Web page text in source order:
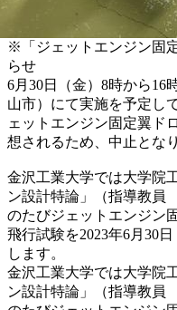
※「ジェットエンジン固
らせ
6月30日（金）8時から
山市）にて実施を予定し
ェットエンジン固定翼ド
想されるため、中止とな
金沢工業大学では大学院
ン設計特論」（指導教員
のたびジェットエンジン
飛行試験を2023年6月30
します。
金沢工業大学では大学院
ン設計特論」（指導教員